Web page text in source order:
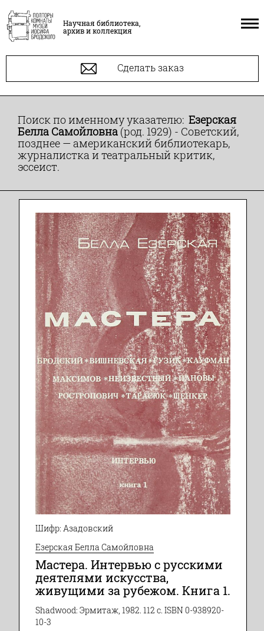
Научная библиотека,
архив и коллекция
Сделать заказ
Поиск по именному указателю: Езерская
Белла Самойловна (род. 1929) - Советский,
позднее — американский библиотекарь,
журналистка и театральный критик,
эссеист.
Шифр: Азадовский
Езерская Белла Самойловна
Мастера. Интервью с русскими
деятелями искусства,
живущими за рубежом. Книга 1.
Shadwood: Эрмитаж, 1982. 112 с. ISBN 0-938920-
10-3